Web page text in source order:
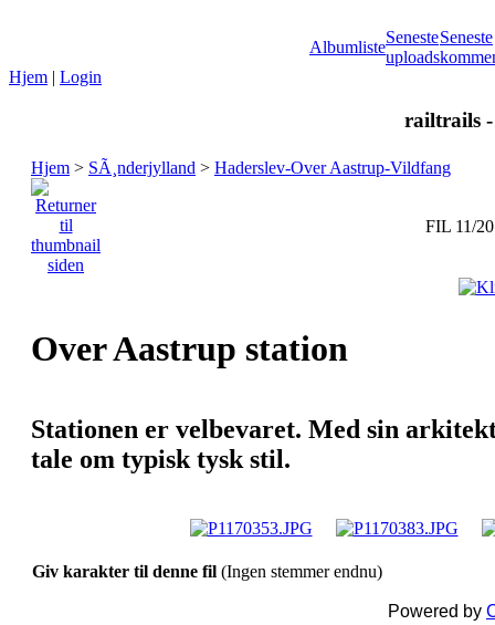
Albumliste
Seneste
uploads
Seneste
Hjem | Login
railtrails
Hjem > SÃ¸nderjylland > Haderslev-Over Aastrup-Vildfang
FIL 11/20
Over Aastrup station
Stationen er velbevaret. Med sin
tale om typisk tysk stil.
Giv karakter til denne fil (Ingen stemmer endnu)
Powered by